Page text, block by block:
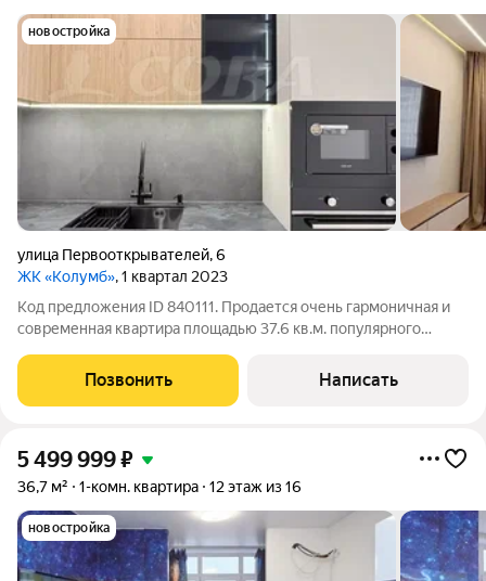
новостройка
улица Первооткрывателей,6
ЖК «Колумб», 1 квартал 2023
Код предложения ID 840111. Продается очень гармоничная и
современная квартира площадью 37.6 кв.м. популярного
современном комплексе ЖК "Колумб".Планировка: кухня-
гостиная просторная , площадью
Позвонить Написать
5 499 999₽
36,7 м² 1-комн. квартира 12 этаж из 16
новостройка